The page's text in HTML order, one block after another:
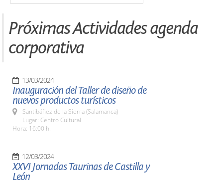
Próximas Actividades agenda
corporativa
13/03/2024
Inauguración del Taller de diseño de
nuevos productos turísticos
Santibáñez de la Sierra (Salamanca)
Lugar: Centro Cultural
Hora: 16:00 h.
12/03/2024
XXVI Jornadas Taurinas de Castilla y
León